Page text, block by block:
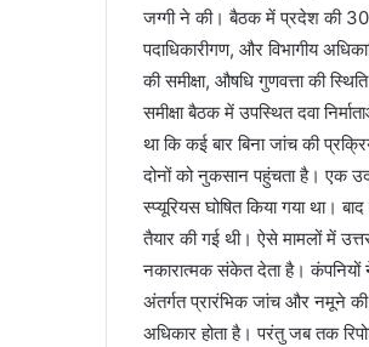
जग्गी ने की। बैठक में प्रदेश की 30
पदाधिकारीगण, और विभागीय
की समीक्षा, औषधि गुणवत्ता की
समीक्षा बैठक में उपस्थित दवा
था कि कई बार बिना जांच की
दोनों को नुकसान पहुंचता है। एक
स्प्यूरियस घोषित किया गया था।
तैयार की गई थी। ऐसे मामलों में
नकारात्मक संकेत देता है। कंपनियों
अंतर्गत प्रारंभिक जांच और नमूने की
अधिकार होता है। परंतु जब तक